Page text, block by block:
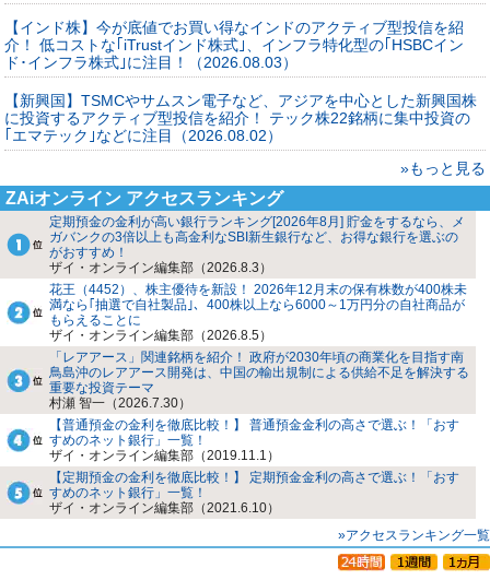
【インド株】今が底値でお買い得なインドのアクティブ型投信を紹
介！ 低コストな｢iTrustインド株式｣、インフラ特化型の｢HSBCイン
ド･インフラ株式｣に注目！（2026.08.03）
【新興国】TSMCやサムスン電子など、アジアを中心とした新興国株
に投資するアクティブ型投信を紹介！ テック株22銘柄に集中投資の
｢エマテック｣などに注目（2026.08.02）
»もっと見る
ZAiオンライン アクセスランキング
定期預金の金利が高い銀行ランキング[2026年8月] 貯金をするなら、メ
ガバンクの3倍以上も高金利なSBI新生銀行など、お得な銀行を選ぶの
がおすすめ！
ザイ・オンライン編集部（2026.8.3）
花王（4452）、株主優待を新設！ 2026年12月末の保有株数が400株未
満なら｢抽選で自社製品｣、400株以上なら6000～1万円分の自社商品が
もらえることに
ザイ・オンライン編集部（2026.8.5）
「レアアース」関連銘柄を紹介！ 政府が2030年頃の商業化を目指す南
鳥島沖のレアアース開発は、中国の輸出規制による供給不足を解決する
重要な投資テーマ
村瀬 智一（2026.7.30）
【普通預金の金利を徹底比較！】 普通預金金利の高さで選ぶ！「おす
すめのネット銀行」一覧！
ザイ・オンライン編集部（2019.11.1）
【定期預金の金利を徹底比較！】 定期預金金利の高さで選ぶ！「おす
すめのネット銀行」一覧！
ザイ・オンライン編集部（2021.6.10）
»アクセスランキング一覧